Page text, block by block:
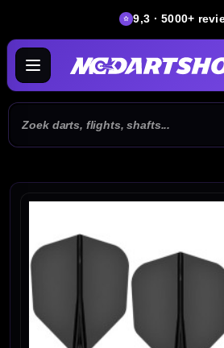
9,3 · 5000+